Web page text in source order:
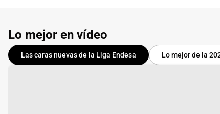
Lo mejor en vídeo
Las caras nuevas de la Liga Endesa Lo mejor de la